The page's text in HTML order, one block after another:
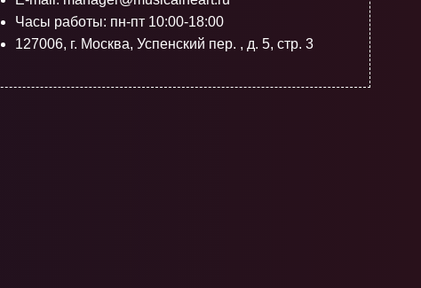
Часы работы: пн-пт 10:00-18:00
127006, г. Москва, Успенский пер. , д. 5, стр. 3